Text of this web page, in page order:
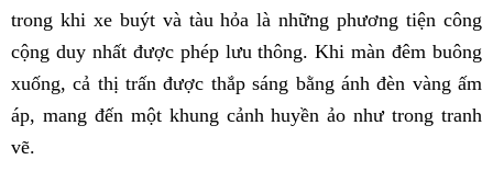
trong khi xe buýt và tàu hỏa là những phương tiện công
cộng duy nhất được phép lưu thông. Khi màn đêm buông
xuống, cả thị trấn được thắp sáng bằng ánh đèn vàng ấm
áp, mang đến một khung cảnh huyền ảo như trong tranh
vẽ.